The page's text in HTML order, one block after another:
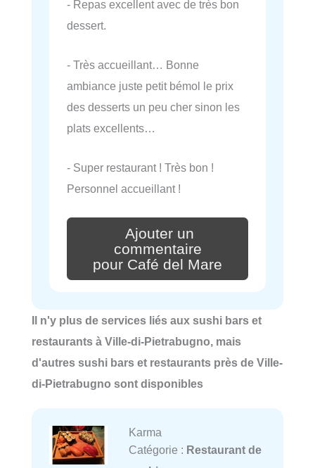
- Repas excellent avec de très bon
dessert.
- Très accueillant… Bonne
ambiance juste petit bémol le prix
des desserts un peu cher sinon les
plats excellents…
- Super restaurant ! Très bon !
Personnel accueillant !
Ajouter un
commentaire
pour Café del Mare
Il n'y plus de services liés aux sushi bars et
restaurants à Ville-di-Pietrabugno, mais
d'autres sushi bars et restaurants près de Ville-
di-Pietrabugno sont disponibles
Karma
Catégorie : Restaurant de